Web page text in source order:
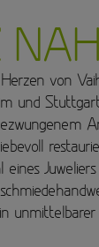
NAH
von
und
eines